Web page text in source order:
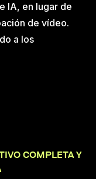
IA, en lugar de
de vídeo.
a los
COMPLETA Y